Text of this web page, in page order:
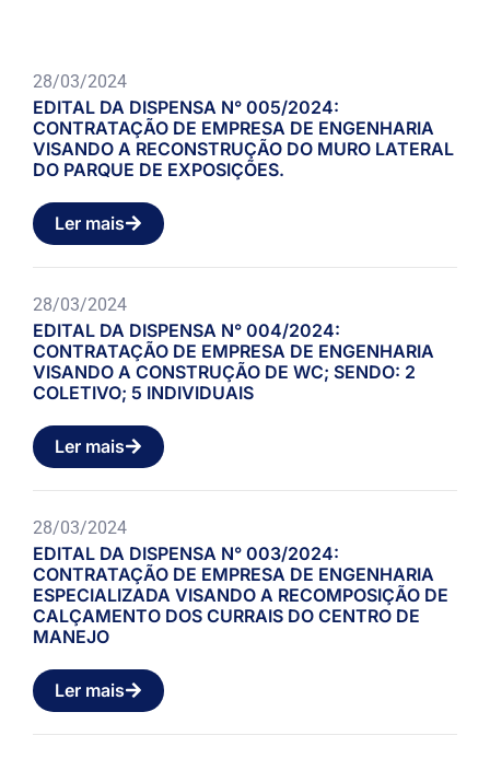
28/03/2024
EDITAL DA DISPENSA N° 005/2024:
CONTRATAÇÃO DE EMPRESA DE ENGENHARIA
VISANDO A RECONSTRUÇÃO DO MURO LATERAL
DO PARQUE DE EXPOSIÇÕES.
Ler mais
28/03/2024
EDITAL DA DISPENSA N° 004/2024:
CONTRATAÇÃO DE EMPRESA DE ENGENHARIA
VISANDO A CONSTRUÇÃO DE WC; SENDO: 2
COLETIVO; 5 INDIVIDUAIS
Ler mais
28/03/2024
EDITAL DA DISPENSA N° 003/2024:
CONTRATAÇÃO DE EMPRESA DE ENGENHARIA
ESPECIALIZADA VISANDO A RECOMPOSIÇÃO DE
CALÇAMENTO DOS CURRAIS DO CENTRO DE
MANEJO
Ler mais